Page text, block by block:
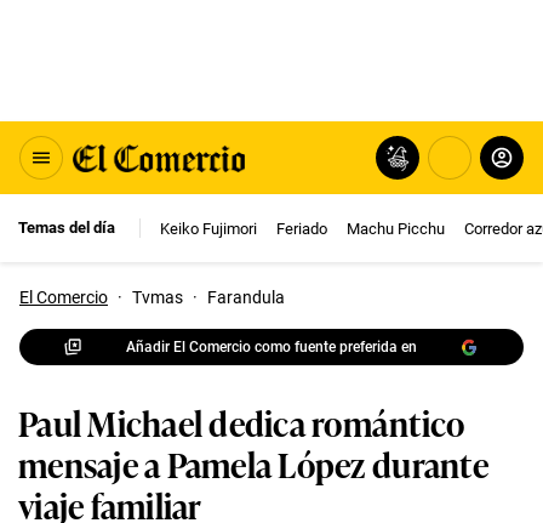
Temas del día Keiko Fujimori Feriado Machu Picchu Corredor
El Comercio · Tvmas · Farandula
Añadir El Comercio como fuente preferida en
Paul Michael dedica romántico
mensaje a Pamela López durante
viaje familiar